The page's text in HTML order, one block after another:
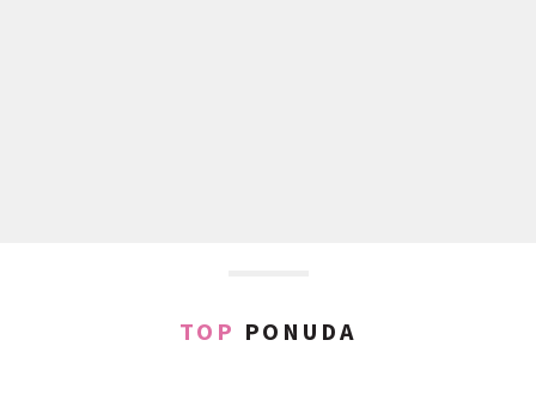
TOP PONUDA